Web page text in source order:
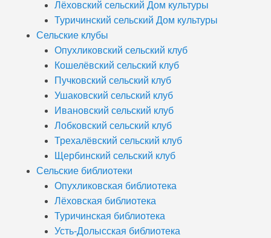
Лёховский сельский Дом культуры
Туричинский сельский Дом культуры
Сельские клубы
Опухликовский сельский клуб
Кошелёвский сельский клуб
Пучковский сельский клуб
Ушаковский сельский клуб
Ивановский сельский клуб
Лобковский сельский клуб
Трехалёвский сельский клуб
Щербинский сельский клуб
Сельские библиотеки
Опухликовская библиотека
Лёховская библиотека
Туричинская библиотека
Усть-Долысская библиотека